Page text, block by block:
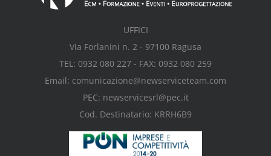
UFFICI
Via Forlanini n. 2 - 97100 Ragusa
TEL: 0932 080 227 - FAX: 0932 080 259
Email: comunicazione@newserviceteam.com
PEC: newservicesrl@pec.it
Cod. Destinatario: KRRH6B9